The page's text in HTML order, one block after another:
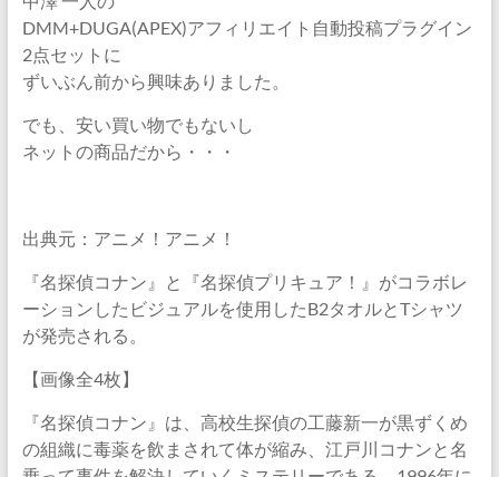
DMM+DUGA(APEX)アフィリエイト自動投稿プラグイン
2点セットに
ずいぶん前から興味ありました。
でも、安い買い物でもないし
ネットの商品だから・・・
出典元：アニメ！アニメ！
『名探偵コナン』と『名探偵プリキュア！』がコラボレ
ーションしたビジュアルを使用したB2タオルとTシャツ
が発売される。
【画像全4枚】
『名探偵コナン』は、高校生探偵の工藤新一が黒ずくめ
の組織に毒薬を飲まされて体が縮み、江戸川コナンと名